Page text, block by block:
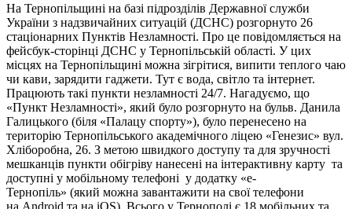
На Тернопільщині на базі підрозділів Державної служби
України з надзвичайних ситуацій (ДСНС) розгорнуто 26
стаціонарних Пунктів Незламності. Про це повідомляється на
фейсбук-сторінці ДСНС у Тернопільській області. У цих
місцях на Тернопільщині можна зігрітися, випити теплого чаю
чи кави, зарядити гаджети. Тут є вода, світло та інтернет.
Працюють такі пункти незламності 24/7. Нагадуємо, що
«Пункт Незламності», який було розгорнуто на бульв. Данила
Галицького (біля «Палацу спорту»), було перенесено на
територію Тернопільського академічного ліцею «Генезис» вул.
Хліборобна, 26. З метою швидкого доступу та для зручності
мешканців пункти обігріву нанесені на інтерактивну карту та
доступні у мобільному телефоні у додатку «е-
Тернопіль» (який можна завантажити на свої телефони
на Android та на iOS). Всього у Тернополі є 18 мобільних та